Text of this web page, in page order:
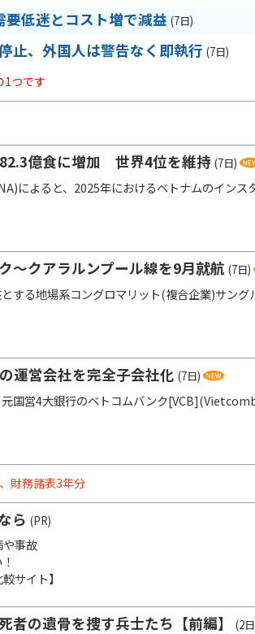
低迷とコスト増で減益 (7日)
止、外国人は警告なく即執行 (7日)
1つです
億食に増加 世界4位を維持 (7日)
によると、2025年におけるベトナムのインス
～クアラルンプール線を9月就航 (7日)
する地場系コングロマリット(複合企業)サング
運営会社を完全子会社化 (7日)
国営4大銀行のベトコムバンク
財務諸表3年分
ら (PR)
事故
サイト】
の遺骨を捜す兵士たち【前編】 (2